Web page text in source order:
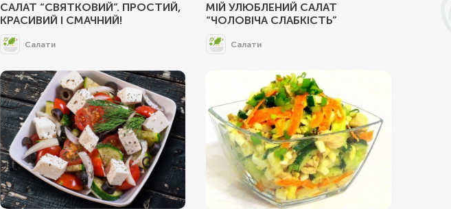
САЛАТ “СВЯТКОВИЙ”. ПРОСТИЙ,
КРАСИВИЙ І СМАЧНИЙ!
Салати
МІЙ УЛЮБЛЕНИЙ САЛАТ
“ЧОЛОВІЧА СЛАБКІСТЬ”
Салати